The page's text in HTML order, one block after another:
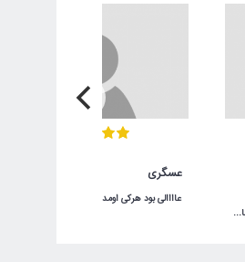
ببخشید قسمت نرده ای کنار تخت توسط لولا بالا پایین میشه یا ثابته؟سلام بالا پایین میشه
عسگری